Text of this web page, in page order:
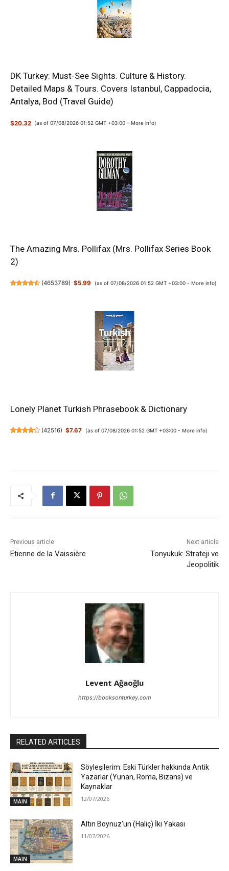
DK Turkey: Must-See Sights. Culture & History.
Detailed Maps & Tours. Covers Istanbul, Cappadocia,
Antalya, Bod (Travel Guide)
$20.32 (as of 07/08/2026 01:52 GMT +03:00 - More info)
The Amazing Mrs. Pollifax (Mrs. Pollifax Series Book
2)
(4653789) $5.99 (as of 07/08/2026 01:52 GMT +03:00 - More info)
Lonely Planet Turkish Phrasebook & Dictionary
(42516) $7.67 (as of 07/08/2026 01:52 GMT +03:00 - More info)
Previous article
Etienne de la Vaissière
Next article
Tonyukuk: Strateji ve
Jeopolitik
Levent Ağaoğlu
https://booksonturkey.com
RELATED ARTICLES
MAIN
Söyleşilerim: Eski Türkler hakkında Antik
Yazarlar (Yunan, Roma, Bizans) ve
Kaynaklar
12/07/2026
MAIN
Altın Boynuz’un (Haliç) İki Yakası
11/07/2026